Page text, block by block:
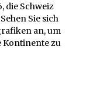
die Schweiz
Sie sich
an, um
Kontinente zu